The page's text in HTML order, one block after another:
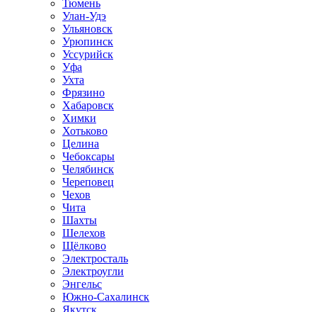
Тюмень
Улан-Удэ
Ульяновск
Урюпинск
Уссурийск
Уфа
Ухта
Фрязино
Хабаровск
Химки
Хотьково
Целина
Чебоксары
Челябинск
Череповец
Чехов
Чита
Шахты
Шелехов
Щёлково
Электросталь
Электроугли
Энгельс
Южно-Сахалинск
Якутск